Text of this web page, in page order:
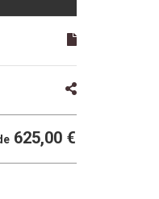
625,00 €